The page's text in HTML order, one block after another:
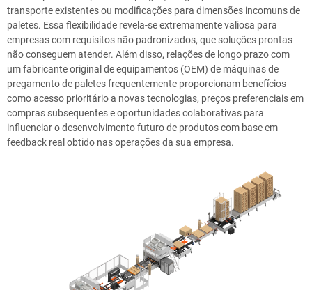
transporte existentes ou modificações para dimensões incomuns de
paletes. Essa flexibilidade revela-se extremamente valiosa para
empresas com requisitos não padronizados, que soluções prontas
não conseguem atender. Além disso, relações de longo prazo com
um fabricante original de equipamentos (OEM) de máquinas de
pregamento de paletes frequentemente proporcionam benefícios
como acesso prioritário a novas tecnologias, preços preferenciais em
compras subsequentes e oportunidades colaborativas para
influenciar o desenvolvimento futuro de produtos com base em
feedback real obtido nas operações da sua empresa.